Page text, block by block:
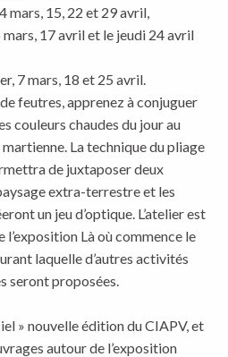
mars, 15, 22 et 29 avril,
17 avril et le jeudi 24 avril
7 mars, 18 et 25 avril.
feutres, apprenez à conjuguer
couleurs chaudes du jour au
La technique du pliage
de juxtaposer deux
extra-terrestre et les
un jeu d’optique. L’atelier est
l’exposition Là où commence le
laquelle d’autres activités
seront proposées.
» nouvelle édition du CIAPV, et
autour de l’exposition